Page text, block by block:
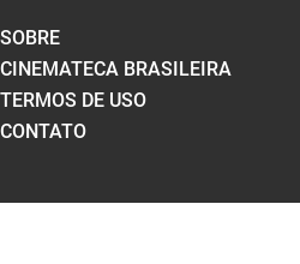
SOBRE
CINEMATECA BRASILEIRA
TERMOS DE USO
CONTATO